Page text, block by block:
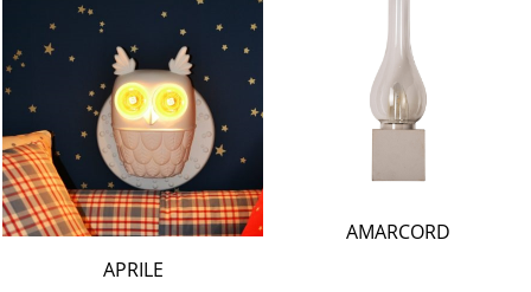
AMARCORD
APRILE